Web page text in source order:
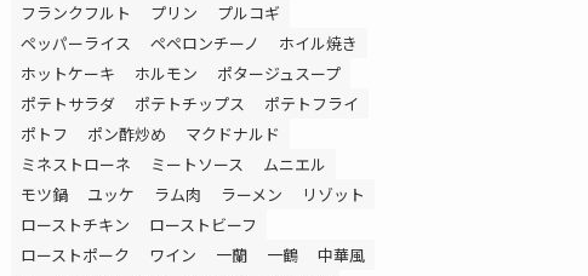
フランクフルト
プリン
プルコギ
ペッパーライス
ペペロンチーノ
ホイル焼き
ホットケーキ
ホルモン
ポタージュスープ
ポテトサラダ
ポテトチップス
ポテトフライ
ポトフ
ポン酢炒め
マクドナルド
ミネストローネ
ミートソース
ムニエル
モツ鍋
ユッケ ラム肉 ラーメン
リゾット
ローストチキン
ローストビーフ
ローストポーク
ワイン 一蘭 一鶴
中華風